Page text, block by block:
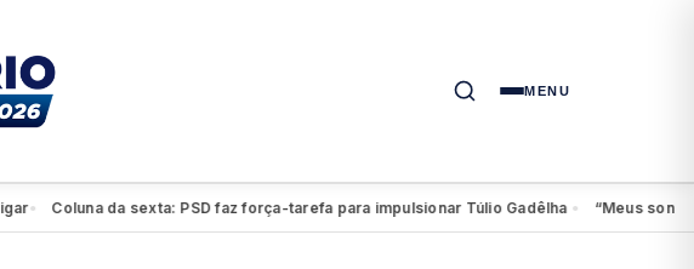
MENU
Coluna da sexta: PSD faz força-tarefa para impulsionar Túlio Gadêlha● “Meus sonhos